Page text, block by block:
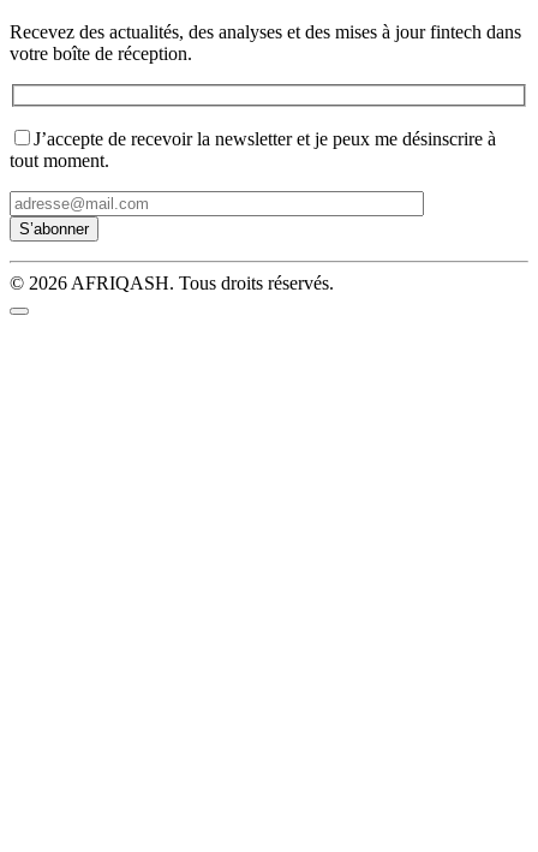
Recevez des actualités, des analyses et des mises à jour fintech dans
votre boîte de réception.
J’accepte de recevoir la newsletter et je peux me désinscrire à
tout moment.
© 2026 AFRIQASH. Tous droits réservés.